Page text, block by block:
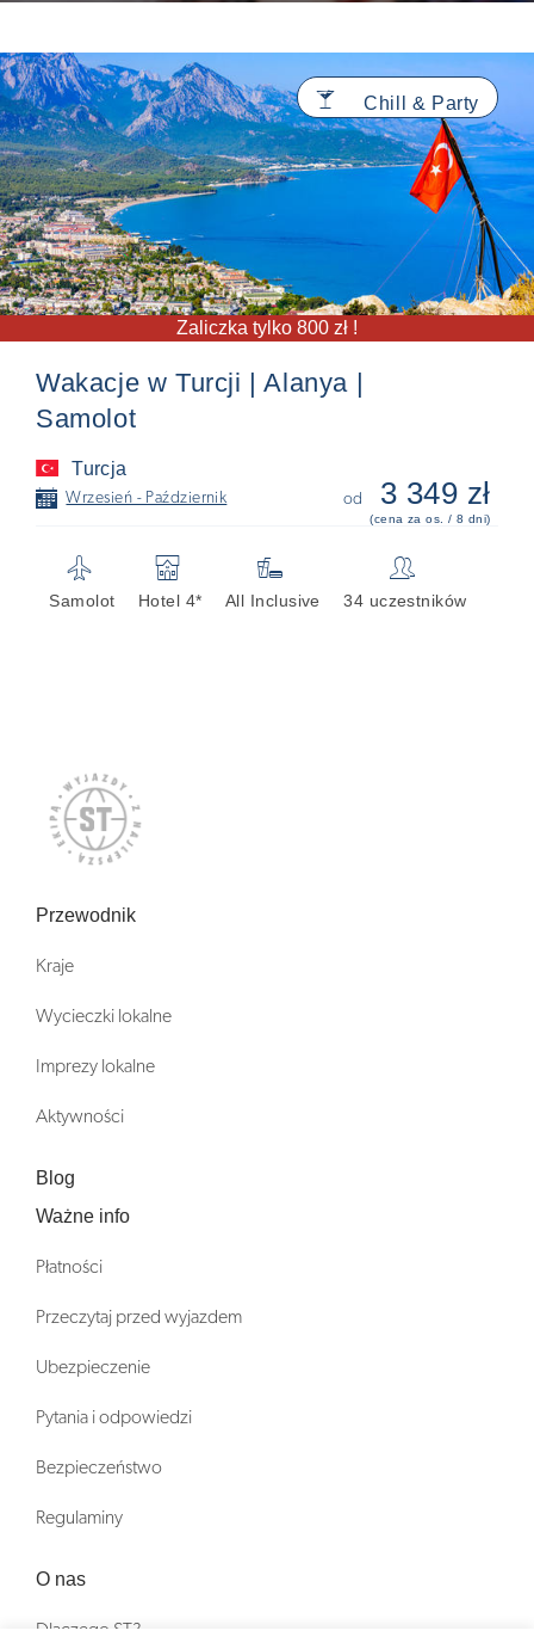
Zaliczka tylko 800 zł !
Chill & Party
🍸
Wakacje w Turcji | Alanya |
Samolot
Turcja
📅 Wrzesień - Październik od 3 349 zł
(cena za os. / 8 dni)
✈
Samolot
🏨
Hotel 4*

All Inclusive
👥
34 uczestników
Przewodnik
Kraje
Wycieczki lokalne
Imprezy lokalne
Aktywności
Blog
Ważne info
Płatności
Przeczytaj przed wyjazdem
Ubezpieczenie
Pytania i odpowiedzi
Bezpieczeństwo
Regulaminy
O nas
Dlaczego ST?